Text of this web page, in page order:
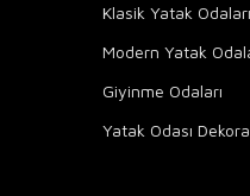
Klasik Yatak Odaları
Modern Yatak
Giyinme Odaları
Yatak Odası